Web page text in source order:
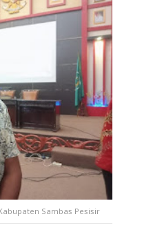
Sambas Pesisir